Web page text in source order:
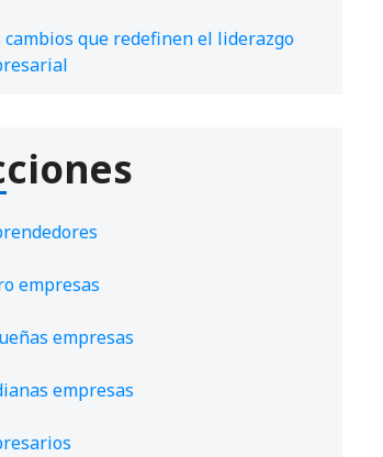
cambios que redefinen el liderazgo
empresas
empresas
empresas